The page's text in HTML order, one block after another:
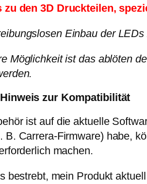
zu den 3D Druckteilen,
Einbau der
Möglichkeit ist das ablöten
zur Kompatibilität
ist auf die aktuelle
B. Carrera-Firmware) habe,
machen.
bestrebt, mein Produkt